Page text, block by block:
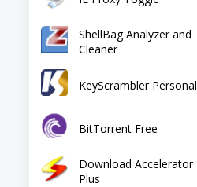
ShellBag Analyzer and
Cleaner
KeyScrambler Personal
BitTorrent Free
Download Accelerator
Plus